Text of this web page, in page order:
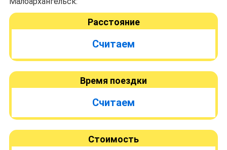
Расстояние
Считаем
Время поездки
Считаем
Стоимость